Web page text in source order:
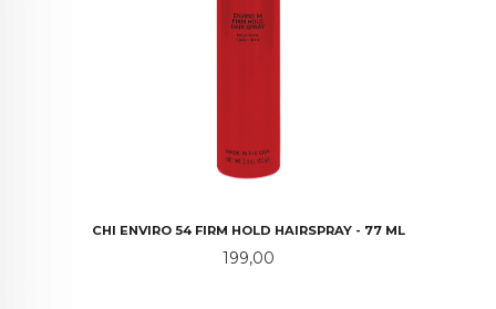
CHI ENVIRO 54 FIRM HOLD HAIRSPRAY - 77 ML
Pris
199,00